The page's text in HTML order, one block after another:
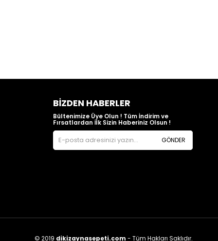
BIZDEN HABERLER
Bültenimize Üye Olun ! Tüm İndirim ve
Fırsatlardan İlk Sizin Haberiniz Olsun !
GÖNDER
© 2019 dikizaynasepeti.com - Tüm Hakları Saklıdır.